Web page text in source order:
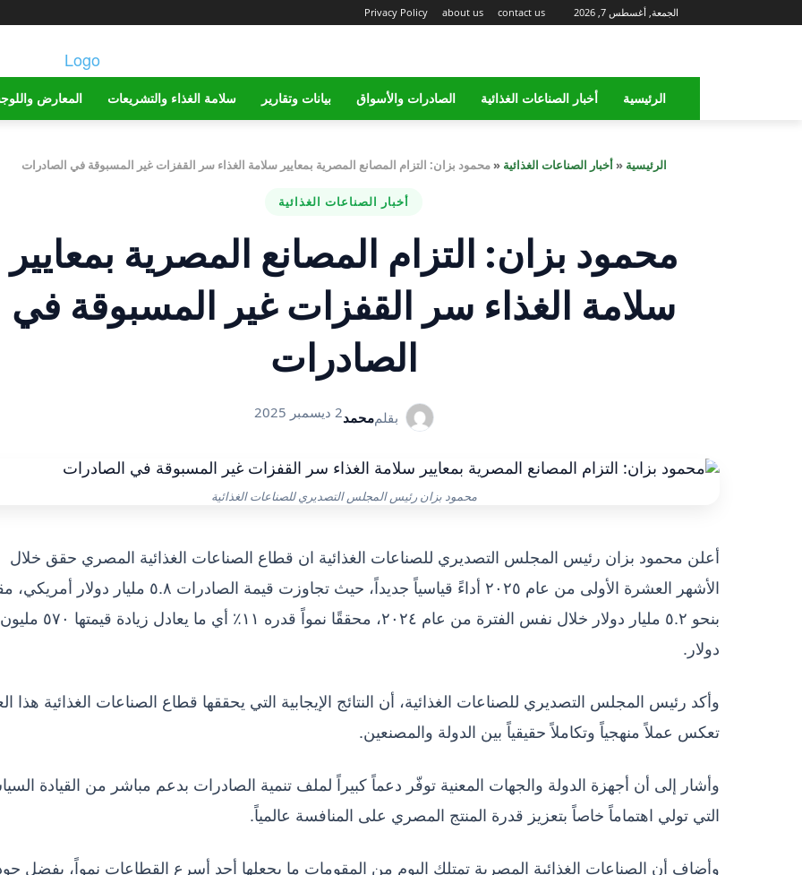
الجمعة, أغسطس 7, 2026 Privacy Policy about us contact us
الرئيسية أخبار الصناعات الغذائية الصادرات والأسواق بيانات وتقارير سلامة الغذاء والتشريعات المعارض
الرئيسية «أخبار الصناعات الغذائية «محمود بزان: التزام المصانع المصرية بمعايير سلامة الغذاء سر القفزات غير المسبوقة في الصادرات
أخبار الصناعات الغذائية
محمود بزان: التزام المصانع المصرية بمعايير
سلامة الغذاء سر القفزات غير المسبوقة في
الصادرات
بقلممحمد2 ديسمبر 2025
محمود بزان رئيس المجلس التصديري للصناعات الغذائية
أعلن محمود بزان رئيس المجلس التصديري للصناعات الغذائية ان قطاع الصناعات الغذائية المصري حقق خلال
الأشهر العشرة الأولى من عام ٢٠٢٥ أداءً قياسياً جديداً، حيث تجاوزت قيمة الصادرات ٥.٨ مليار
بنحو ٥.٢ مليار دولار خلال نفس الفترة من عام ٢٠٢٤، محققًا نمواً قدره ١١٪ أي ما يعادل زيادة قيمتها ٥٧٠ مليون
دولار.
وأكد رئيس المجلس التصديري للصناعات الغذائية، أن النتائج الإيجابية التي يحققها قطاع الصناعات الغذائية هذا
تعكس عملاً منهجياً وتكاملاً حقيقياً بين الدولة والمصنعين.
وأشار إلى أن أجهزة الدولة والجهات المعنية توفّر دعماً كبيراً لملف تنمية الصادرات بدعم مباشر من القيادة
التي تولي اهتماماً خاصاً بتعزيز قدرة المنتج المصري على المنافسة عالمياً.
وأضاف أن الصناعات الغذائية المصرية تمتلك اليوم من المقومات ما يجعلها أحد أسرع القطاعات نمواً، بفضل